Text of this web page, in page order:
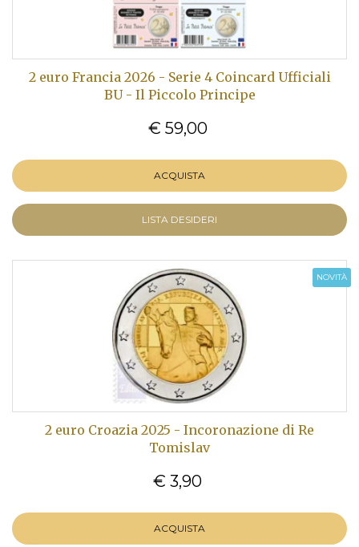
2 euro Francia 2026 - Serie 4 Coincard Ufficiali
BU - Il Piccolo Principe
€ 59,00
ACQUISTA
LISTA DESIDERI
NOVITÀ
2 euro Croazia 2025 - Incoronazione di Re
Tomislav
€ 3,90
ACQUISTA